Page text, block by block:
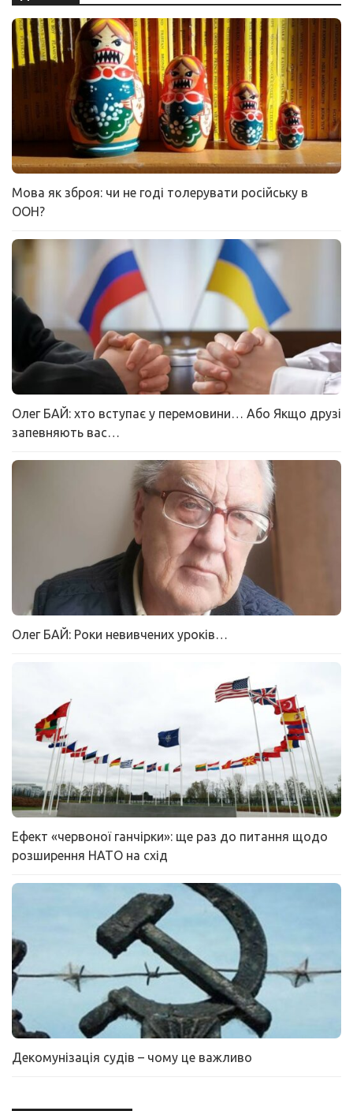
Мова як зброя: чи не годі толерувати російську в
ООН?
Олег БАЙ: хто вступає у перемовини… Або Якщо друзі
запевняють вас…
Олег БАЙ: Роки невивчених уроків…
Ефект «червоної ганчірки»: ще раз до питання щодо
розширення НАТО на схід
Декомунізація судів – чому це важливо